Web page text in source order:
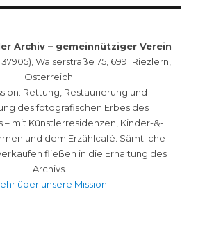
Archiv – gemeinnütziger Verein
Walserstraße 75, 6991 Riezlern,
Österreich.
Rettung, Restaurierung und
des fotografischen Erbes des
– mit Künstlerresidenzen, Kinder-&-
und dem Erzählcafé. Sämtliche
fließen in die Erhaltung des
Archivs.
über unsere Mission